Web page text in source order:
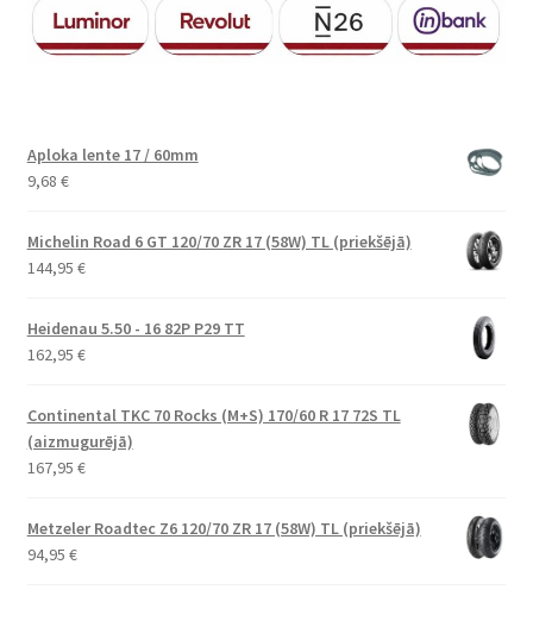
Aploka lente 17 / 60mm
9,68 €
Michelin Road 6 GT 120/70 ZR 17 (58W) TL (priekšējā)
144,95 €
Heidenau 5.50 - 16 82P P29 TT
162,95 €
Continental TKC 70 Rocks (M+S) 170/60 R 17 72S TL
(aizmugurējā)
167,95 €
Metzeler Roadtec Z6 120/70 ZR 17 (58W) TL (priekšējā)
94,95 €